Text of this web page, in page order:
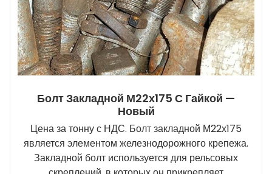
Болт Закладной М22х175 С Гайкой —
Новый
Цена за тонну с НДС. Болт закладной М22х175
является элементом железнодорожного крепежа.
Закладной болт используется для рельсовых